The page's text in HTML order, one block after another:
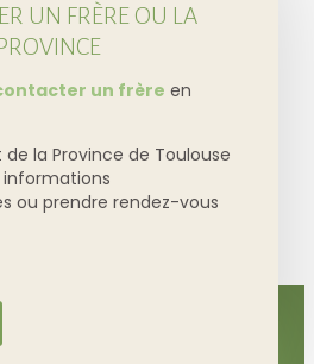
UN FRÈRE OU LA
un frère en
la Province de Toulouse
ou prendre rendez-vous